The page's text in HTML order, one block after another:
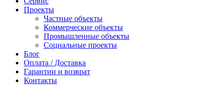
Проекты
Частные объекты
Коммерческие объекты
Промышленные объекты
Социальные проекты
Блог
Оплата / Доставка
Гарантии и возврат
Контакты